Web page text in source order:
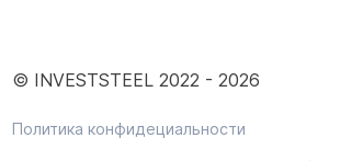
© INVESTSTEEL 2022 - 2026
Политика конфидециальности